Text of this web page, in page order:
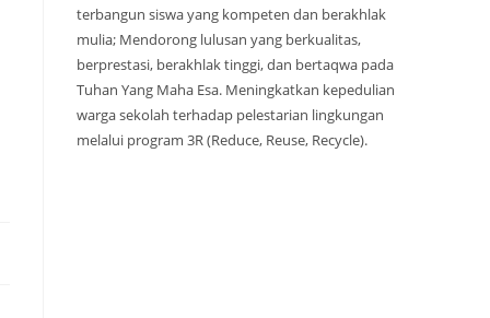
terbangun siswa yang kompeten dan berakhlak
mulia; Mendorong lulusan yang berkualitas,
berprestasi, berakhlak tinggi, dan bertaqwa pada
Tuhan Yang Maha Esa. Meningkatkan kepedulian
warga sekolah terhadap pelestarian lingkungan
melalui program 3R (Reduce, Reuse, Recycle).